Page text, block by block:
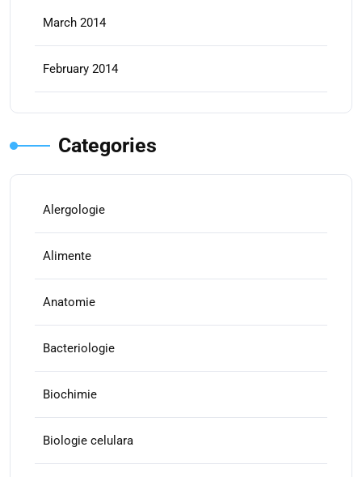
March 2014
February 2014
Categories
Alergologie
Alimente
Anatomie
Bacteriologie
Biochimie
Biologie celulara